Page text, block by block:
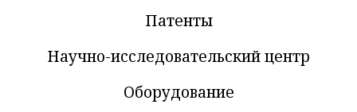
Патенты
Научно-исследовательский центр
Оборудование